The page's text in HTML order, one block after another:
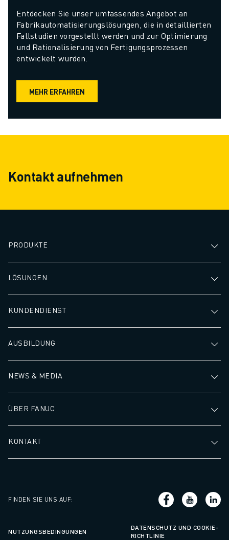
Entdecken Sie unser umfassendes Angebot an
Fabrikautomatisierungslösungen, die in detaillierten
Fallstudien vorgestellt werden und zur Optimierung
und Rationalisierung von Fertigungsprozessen
entwickelt wurden.
MEHR ERFAHREN
Kontakt aufnehmen
PRODUKTE
LÖSUNGEN
KUNDENDIENST
AUSBILDUNG
NEWS & MEDIA
ÜBER FANUC
KONTAKT
FINDEN SIE UNS AUF:
NUTZUNGSBEDINGUNGEN
DATENSCHUTZ UND COOKIE-
RICHTLINIE